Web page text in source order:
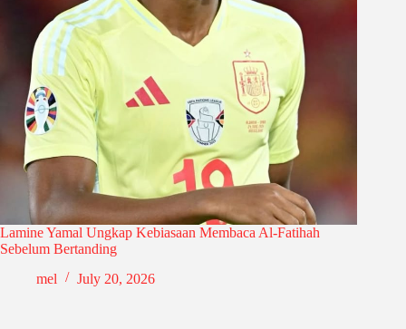
Lamine Yamal Ungkap Kebiasaan Membaca Al-Fatihah
Sebelum Bertanding
mel
July 20, 2026